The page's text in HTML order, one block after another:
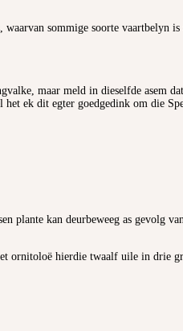
sommige soorte vaartbelyn
maar meld in dieselfde asem
ek dit egter goedgedink om die
plante kan deurbeweeg as gevolg
ornitoloë hierdie twaalf uile in drie